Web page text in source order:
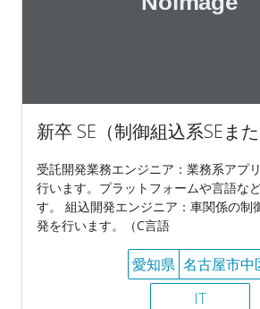
新卒 SE（制御組込系SEま
受託開発業務エンジニア：業務系アプ
行います。プラットフォームや言語な
す。 組込開発エンジニア：車関係の制
発を行います。（C言語
愛知県 名古屋市中
IT